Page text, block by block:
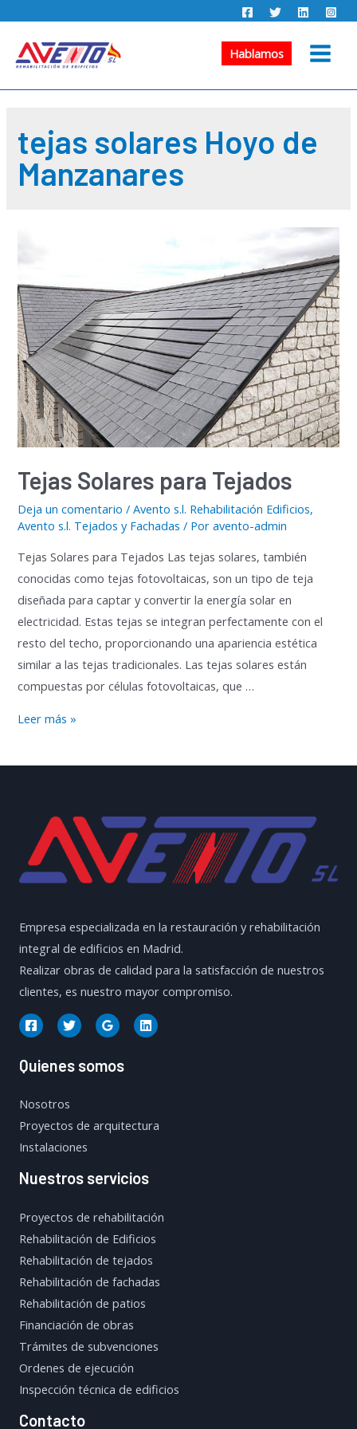
contenido
Hablamos
Main
tejas solares Hoyo de
Manzanares
Tejas Solares para Tejados
Deja un comentario /Avento s.l. Rehabilitación Edificios,
Avento s.l. Tejados y Fachadas / Poravento-admin
Tejas Solares para Tejados Las tejas solares, también
conocidas como tejas fotovoltaicas, son un tipo de teja
diseñada para captar y convertir la energía solar en
electricidad. Estas tejas se integran perfectamente con el
resto del techo, proporcionando una apariencia estética
similar a las tejas tradicionales. Las tejas solares están
compuestas por células fotovoltaicas, que …
Tejas
para
Leer más »
Empresa especializada en la restauración y rehabilitación
integral de edificios en Madrid.
Realizar obras de calidad para la satisfacción de nuestros
clientes, es nuestro mayor compromiso.
Quienes somos
Nosotros
Proyectos de arquitectura
Instalaciones
Nuestros servicios
Proyectos de rehabilitación
Rehabilitación de Edificios
Rehabilitación de tejados
Rehabilitación de fachadas
Rehabilitación de patios
Financiación de obras
Trámites de subvenciones
Ordenes de ejecución
Inspección técnica de edificios
Contacto